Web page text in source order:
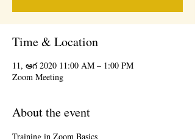
Time & Location
11, ఆగ 2020 11:00 AM – 1:00 PM
Zoom Meeting
About the event
Training in Zoom Basics